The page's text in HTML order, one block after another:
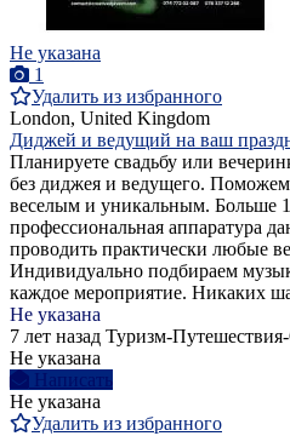
Не указана
1
Удалить из избранного
London, United Kingdom
Диджей и ведущий на ваш
Планируете свадьбу или
без диджея и ведущего.
веселым и уникальным. Больше
профессиональная аппаратура
проводить практически любые
Индивидуально подбираем
каждое мероприятие. Никаких
Не указана
7 лет назад Туризм-
Не указана
Написать
Не указана
Удалить из избранного